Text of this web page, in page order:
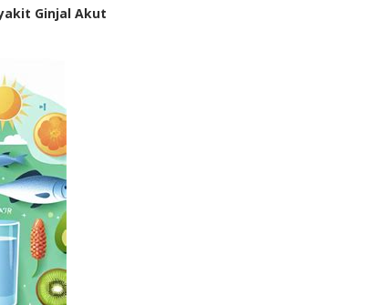
Ginjal Akut